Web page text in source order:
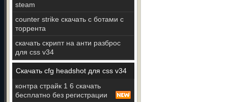
steam
counter strike скачать с ботами с
торрента
скачать скрипт на анти разброс
для css v34
Скачать cfg headshot для css v34
контра страйк 1 6 скачать
бесплатно без регистрации